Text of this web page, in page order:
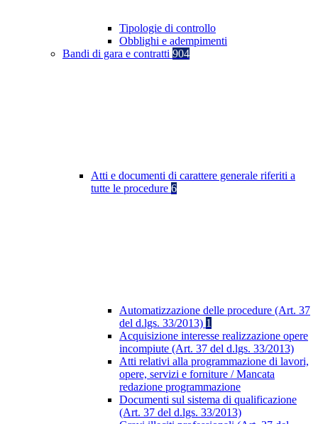
Tipologie di controllo
Obblighi e adempimenti
Bandi di gara e contratti 904
Atti e documenti di carattere generale riferiti a
tutte le procedure 6
Automatizzazione delle procedure (Art. 37
del d.lgs. 33/2013) 1
Acquisizione interesse realizzazione opere
incompiute (Art. 37 del d.lgs. 33/2013)
Atti relativi alla programmazione di lavori,
opere, servizi e forniture / Mancata
redazione programmazione
Documenti sul sistema di qualificazione
(Art. 37 del d.lgs. 33/2013)